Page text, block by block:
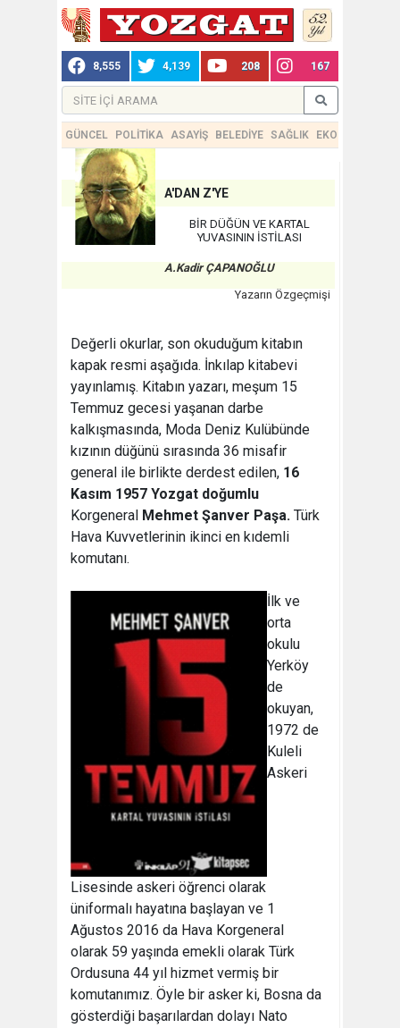
8,555 4,139 208 167
GÜNCEL POLİTİKA ASAYİŞ BELEDİYE SAĞLIK EKONOMİ
A'DAN Z'YE
BİR DÜĞÜN VE KARTAL
YUVASININ İSTİLASI
A.Kadir ÇAPANOĞLU
Yazarın Özgeçmişi
Değerli okurlar, son okuduğum kitabın
kapak resmi aşağıda. İnkılap kitabevi
yayınlamış. Kitabın yazarı, meşum 15
Temmuz gecesi yaşanan darbe
kalkışmasında, Moda Deniz Kulübünde
kızının düğünü sırasında 36 misafir
general ile birlikte derdest edilen, 16
Kasım 1957 Yozgat doğumlu
Korgeneral Mehmet Şanver Paşa. Türk
Hava Kuvvetlerinin ikinci en kıdemli
komutanı.
İlk ve
orta
okulu
Yerköy
de
okuyan,
1972 de
Kuleli
Askeri
Lisesinde askeri öğrenci olarak
üniformalı hayatına başlayan ve 1
Ağustos 2016 da Hava Korgeneral
olarak 59 yaşında emekli olarak Türk
Ordusuna 44 yıl hizmet vermiş bir
komutanımız. Öyle bir asker ki, Bosna da
gösterdiği başarılardan dolayı Nato